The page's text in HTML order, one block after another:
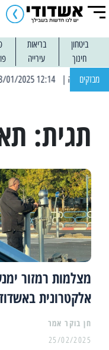
ביטחון בריאות
חינוך
עירייה
מבזקים | 12:14 13/01/2025 אחרי שבוע: הוסר איסור הרחצה בחופי אשדוד
תגית:
מצלמות רמזור
אלקטרונית
25/02/2025